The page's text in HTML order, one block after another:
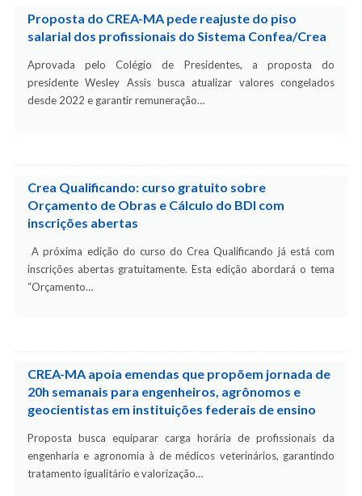
Proposta do CREA-MA pede reajuste do piso
salarial dos profissionais do Sistema Confea/Crea
Aprovada pelo Colégio de Presidentes, a proposta do
presidente Wesley Assis busca atualizar valores congelados
desde 2022 e garantir remuneração…
Crea Qualificando: curso gratuito sobre
Orçamento de Obras e Cálculo do BDI com
inscrições abertas
A próxima edição do curso do Crea Qualificando já está com
inscrições abertas gratuitamente. Esta edição abordará o tema
“Orçamento…
CREA-MA apoia emendas que propõem jornada de
20h semanais para engenheiros, agrônomos e
geocientistas em instituições federais de ensino
Proposta busca equiparar carga horária de profissionais da
engenharia e agronomia à de médicos veterinários, garantindo
tratamento igualitário e valorização…